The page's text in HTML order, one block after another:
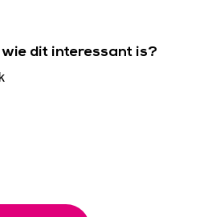
dit interessant is?